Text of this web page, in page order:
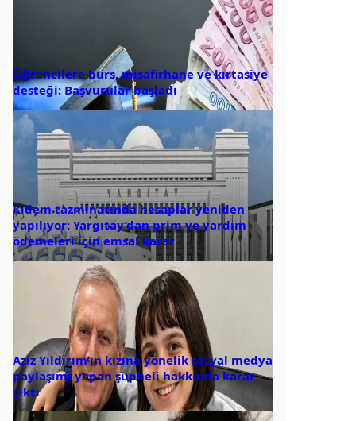
Öğrencilere burs, misafirhane ve kırtasiye
desteği: Başvurular başladı
Kıdem tazminatında hesaplar yeniden
yapılıyor: Yargıtay’dan prim ve yardım
ödemeleri için emsal karar
Aziz Yıldırım’ın kızına yönelik sosyal medya
paylaşımı yapan şüpheli hakkında karar
çıktı